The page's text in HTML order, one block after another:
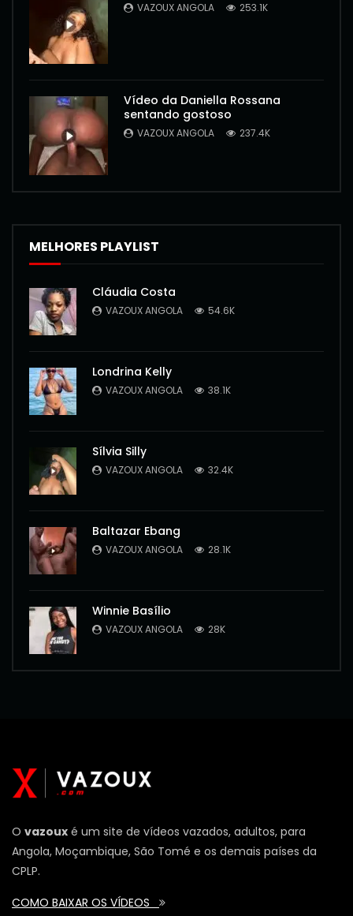
VAZOUX ANGOLA 253.1K
Vídeo da Daniella Rossana
sentando gostoso
VAZOUX ANGOLA 237.4K
MELHORES PLAYLIST
Cláudia Costa
VAZOUX ANGOLA 54.6K
Londrina Kelly
VAZOUX ANGOLA 38.1K
Sílvia Silly
VAZOUX ANGOLA 32.4K
Baltazar Ebang
VAZOUX ANGOLA 28.1K
Winnie Basílio
VAZOUX ANGOLA 28K
O vazoux é um site de vídeos vazados, adultos, para
Angola, Moçambique, São Tomé e os demais países da
CPLP.
COMO BAIXAR OS VÍDEOS